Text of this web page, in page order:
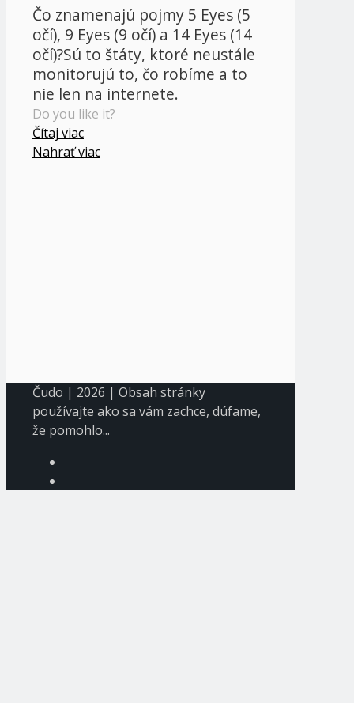
Čo znamenajú pojmy 5 Eyes (5
očí), 9 Eyes (9 očí) a 14 Eyes (14
očí)?Sú to štáty, ktoré neustále
monitorujú to, čo robíme a to
nie len na internete.
Do you like it?
Čítaj viac
Nahrať viac
Čudo | 2026 | Obsah stránky
používajte ako sa vám zachce, dúfame,
že pomohlo...